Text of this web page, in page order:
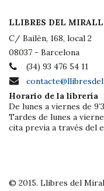
LLIBRES DEL MIRALL
C/ Bailèn, 168, local 2
08037 - Barcelona
(34) 93 476 54 11
Horario de la librería
De lunes a viernes de
Tardes de lunes a
cita previa a través del
© 2015. Llibres del